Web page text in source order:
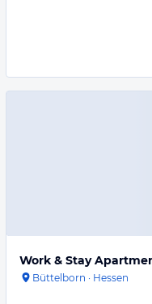
Work & Stay
Büttelborn · Hessen